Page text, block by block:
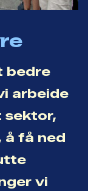
bedre
arbeide
sektor,
å få ned
vi